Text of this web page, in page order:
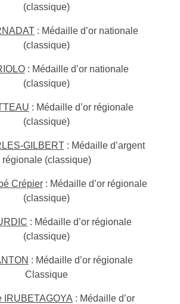
(classique)
: Médaille d’or nationale
(classique)
: Médaille d’or nationale
(classique)
: Médaille d’or régionale
(classique)
GILBERT: Médaille d’argent
régionale (classique)
Crépier: Médaille d’or régionale
(classique)
: Médaille d’or régionale
(classique)
: Médaille d’or régionale
Classique
IRUBETAGOYA : Médaille d’or